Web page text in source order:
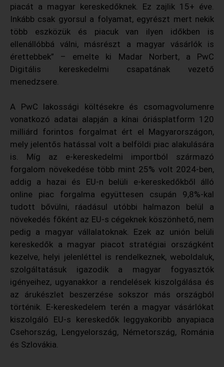
piacát a magyar kereskedőknek. Ez zajlik 15+ éve.
Inkább csak gyorsul a folyamat, egyrészt mert nekik
több eszközük és piacuk van ilyen időkben is
ellenállóbbá válni, másrészt a magyar vásárlók is
érettebbek” – emelte ki Madar Norbert, a PwC
Digitális kereskedelmi csapatának vezető
menedzsere.
A PwC lakossági költésekre és csomagvolumenre
vonatkozó adatai alapján a kínai óriásplatform 120
milliárd forintos forgalmat ért el Magyarországon,
mely jelentős hatással volt a belföldi piac alakulására
is. Míg az e-kereskedelmi importból származó
forgalom növekedése több mint 25% volt 2024-ben,
addig a hazai és EU-n belüli e-kereskedőkből álló
online piac forgalma együttesen csupán 9,8%-kal
tudott bővülni, ráadásul utóbbi halmazon belül a
növekedés főként az EU-s cégeknek köszönhető, nem
pedig a magyar vállalatoknak. Ezek az unión belüli
kereskedők a magyar piacot stratégiai országként
kezelve, helyi jelenléttel is rendelkeznek, weboldaluk,
szolgáltatásuk igazodik a magyar fogyasztók
igényeihez, ugyanakkor a rendelések kiszolgálása és
az árukészlet beszerzése sokszor más országból
történik. E-kereskedelem terén a magyar vásárlókat
kiszolgáló EU-s kereskedők leggyakoribb anyapiaca
Csehország, Lengyelország, Németország, Románia
és Szlovákia.